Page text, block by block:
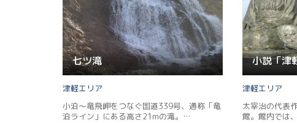
七ツ滝
津軽
小泊～竜飛岬をつなぐ国道339号、通称「竜
泊ライン」にある高さ21mの滝。…
小説「津
津軽
太宰治の代表
館。館内では